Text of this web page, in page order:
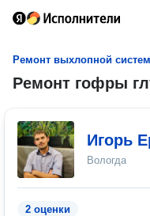
Ремонт выхлопной
Ремонт гофры
Игорь
Вологда
2 оценки